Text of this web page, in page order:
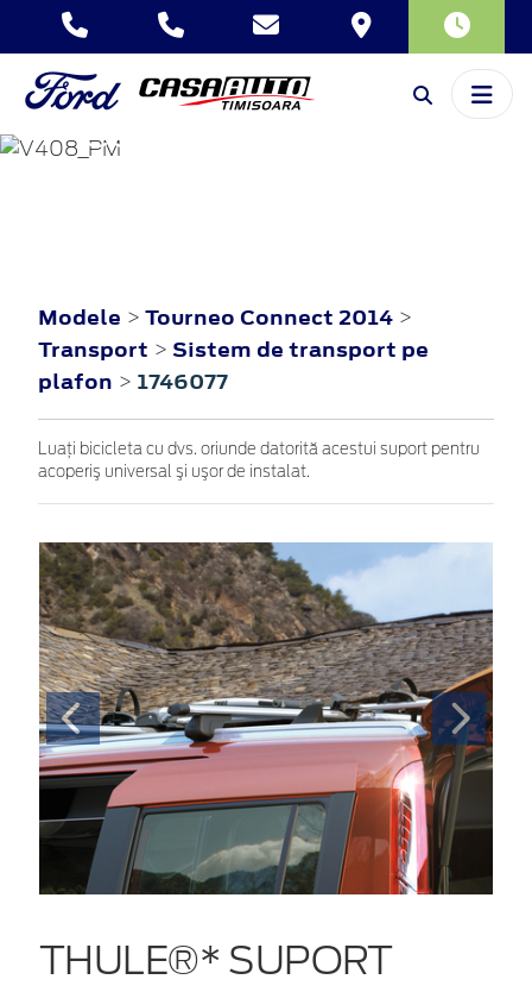
TOURNEO
CONNECT
Modele > Tourneo Connect 2014 >
Transport > Sistem de transport pe
plafon > 1746077
Luaţi bicicleta cu dvs. oriunde datorită acestui suport pentru
acoperiş universal şi uşor de instalat.
THULE®* SUPORT